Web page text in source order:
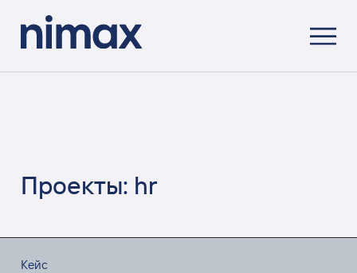
Проекты: hr
Кейс